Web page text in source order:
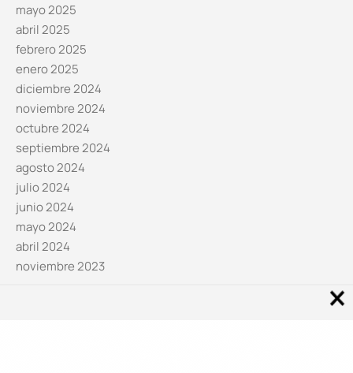
mayo 2025
abril 2025
febrero 2025
enero 2025
diciembre 2024
noviembre 2024
octubre 2024
septiembre 2024
agosto 2024
julio 2024
junio 2024
mayo 2024
abril 2024
noviembre 2023